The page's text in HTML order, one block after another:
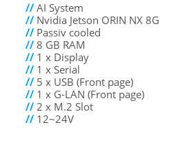
//AI System
// Nvidia Jetson ORIN NX 8G
// Passiv cooled
//8 GB RAM
// 1 x Display
// 1 x Serial
// 5 x USB (Front page)
// 1 x G-LAN (Front page)
//2 x M.2 Slot
// 12~24V